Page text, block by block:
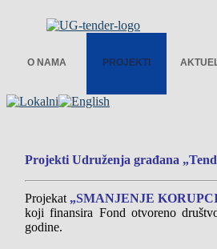
O NAMA PROJEKTI
Projekti Udruženja građana
Projekat „SMANJENJE
koji finansira Fond otvoreno
godine.